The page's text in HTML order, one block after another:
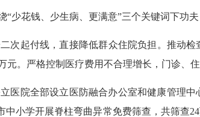
花钱、少生病、更满意”三个关键词下功夫
起付线，直接降低群众住院负担。推动检
。严格控制医疗费用不合理增长，门诊、
院全部设立医防融合办公室和健康管理中
小学开展脊柱弯曲异常免费筛查，共筛查